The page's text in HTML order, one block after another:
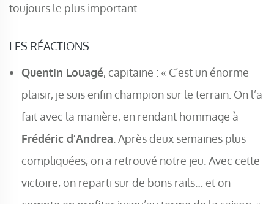
toujours le plus important.
LES RÉACTIONS
Quentin Louagé, capitaine : « C’est un énorme
plaisir, je suis enfin champion sur le terrain. On l’a
fait avec la manière, en rendant hommage à
Frédéric d’Andrea . Après deux semaines plus
compliquées, on a retrouvé notre jeu. Avec cette
victoire, on reparti sur de bons rails… et on